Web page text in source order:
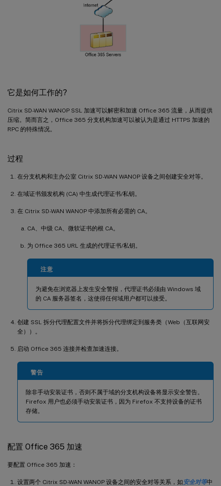
它是如何工作的?
Citrix SD-WAN WANOP SSL 加速可以解密和加速 Office 365 流量，从而提供
压缩。简而言之，Office 365 分支机构加速可以被认为是通过 HTTPS 加速的
RPC 的特殊情况。
过程
在分支机构和主办公室 Citrix SD-WAN WANOP 设备之间创建安全对等。
在域证书颁发机构 (CA) 中生成代理证书/私钥。
在 Citrix SD-WAN WANOP 中添加所有必需的 CA。
CA、中级 CA、微软证书的根 CA。
为 Office 365 URL 生成的代理证书/私钥。
注意
为避免在浏览器上发生安全警报，代理证书必须由 Windows 域
的 CA 服务器签名，这使得任何域用户都可以接受。
创建 SSL 拆分代理配置文件并将拆分代理绑定到服务类（Web（互联网安
全））。
启动 Office 365 连接并检查加速连接。
警告
除非手动安装证书，否则不属于域的分支机构设备将显示安全警告。
Firefox 用户也必须手动安装证书，因为 Firefox 不支持设备的证书
存储。
配置 Office 365 加速
要配置 Office 365 加速：
设置两个 Citrix SD-WAN WANOP 设备之间的安全对等关系，如安全对等中